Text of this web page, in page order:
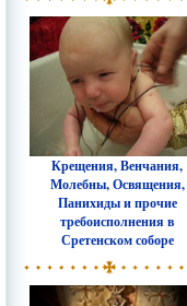
Крещения, Венчания,
Молебны, Освящения,
Панихиды и прочие
требоисполнения в
Сретенском соборе